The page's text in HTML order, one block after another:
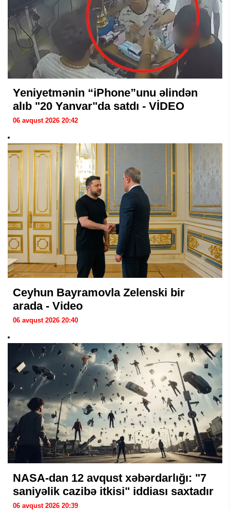
Yeniyetmənin “iPhone”unu əlindən
alıb "20 Yanvar"da satdı - VİDEO
06 avqust 2026 20:42
Ceyhun Bayramovla Zelenski bir
arada - Video
06 avqust 2026 20:40
NASA-dan 12 avqust xəbərdarlığı: "7
saniyəlik cazibə itkisi" iddiası saxtadır
06 avqust 2026 20:39